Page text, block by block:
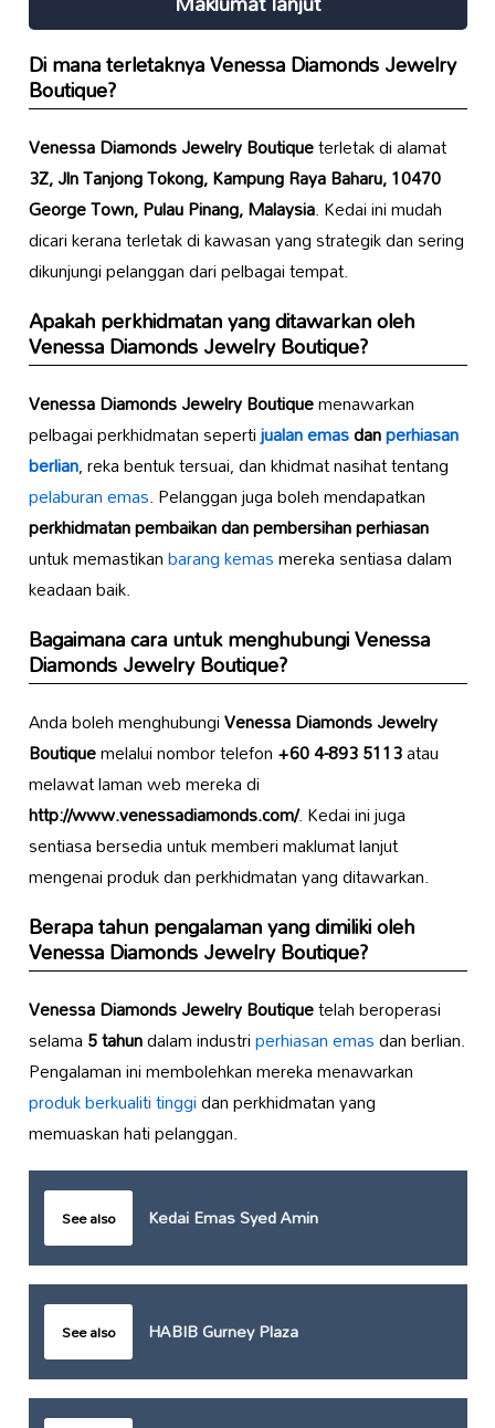
Di mana terletaknyaVenessa Diamonds Jewelry
Boutique?
Venessa Diamonds Jewelry Boutiqueterletak di alamat
3Z, Jln Tanjong Tokong, Kampung Raya Baharu, 10470
George Town, Pulau Pinang, Malaysia. Kedai ini mudah
dicari kerana terletak di kawasan yang strategik dan sering
dikunjungi pelanggan dari pelbagai tempat.
Apakah perkhidmatan yang ditawarkan oleh
Venessa Diamonds Jewelry Boutique?
Venessa Diamonds Jewelry Boutiquemenawarkan
pelbagai perkhidmatan sepertijualan emasdanperhiasan
berlian, reka bentuk tersuai, dan khidmat nasihat tentang
pelaburan emas. Pelanggan juga boleh mendapatkan
perkhidmatan pembaikan dan pembersihan perhiasan
untuk memastikanbarang kemasmereka sentiasa dalam
keadaan baik.
Bagaimana cara untuk menghubungiVenessa
Diamonds Jewelry Boutique?
Anda boleh menghubungiVenessa Diamonds Jewelry
Boutiquemelalui nombor telefon+60 4-893 5113atau
melawat laman web mereka di
http://www.venessadiamonds.com/. Kedai ini juga
sentiasa bersedia untuk memberi maklumat lanjut
mengenai produk dan perkhidmatan yang ditawarkan.
Berapa tahun pengalaman yang dimiliki oleh
Venessa Diamonds Jewelry Boutique?
Venessa Diamonds Jewelry Boutiquetelah beroperasi
selama5 tahundalam industriperhiasan emasdan berlian.
Pengalaman ini membolehkan mereka menawarkan
produk berkualiti tinggidan perkhidmatan yang
memuaskan hati pelanggan.
See also Kedai Emas Syed Amin
See also HABIB Gurney Plaza